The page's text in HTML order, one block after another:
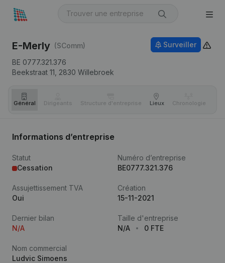
E-Merly (SComm)
BE 0777.321.376
Beekstraat 11, 2830 Willebroek
Surveiller
Général Dirigeants Structure d'entreprise Lieux Chronologie
Informations d’entreprise
Statut
Cessation
Numéro d’entreprise
BE0777.321.376
Assujettissement TVA
Oui
Création
15-11-2021
Dernier bilan
N/A
Taille d'entreprise
N/A
0 FTE
Nom commercial
Ludvic Simoens